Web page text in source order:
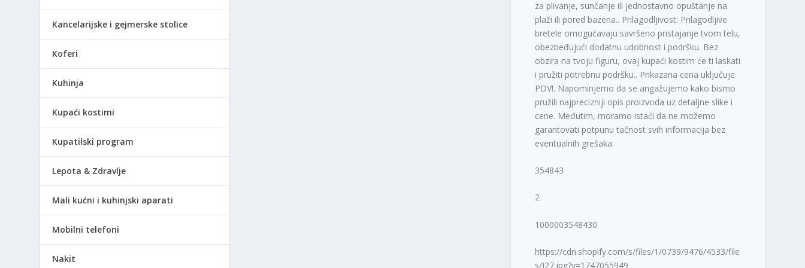
za plivanje, sunčanje ili jednostavno opuštanje na
plaži ili pored bazena.. Prilagodljivost: Prilagodljive
bretele omogućavaju savršeno pristajanje tvom telu,
obezbeđujući dodatnu udobnost i podršku. Bez
obzira na tvoju figuru, ovaj kupaći kostim će ti laskati
i pružiti potrebnu podršku.. Prikazana cena uključuje
PDV!. Napominjemo da se angažujemo kako bismo
pružili najprecizniji opis proizvoda uz detaljne slike i
cene. Međutim, moramo istaći da ne možemo
garantovati potpunu tačnost svih informacija bez
eventualnih grešaka.
354843
2
1000003548430
https://cdn.shopify.com/s/files/1/0739/9476/4533/file
s/J27.jpg?v=1747055949
Kancelarijske i gejmerske stolice
Koferi
Kuhinja
Kupaći kostimi
Kupatilski program
Lepota & Zdravlje
Mali kućni i kuhinjski aparati
Mobilni telefoni
Nakit